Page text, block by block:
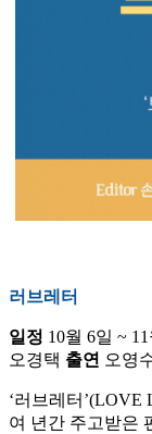
러브레터
일정 10월 6일 ~
오경택 출연 오영
‘러브레터
여 년간 주고받은